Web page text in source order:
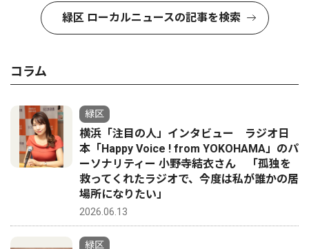
緑区 ローカルニュースの記事を検索
コラム
緑区
横浜「注目の人」インタビュー ラジオ日
本「Happy Voice ! from YOKOHAMA」のパ
ーソナリティー 小野寺結衣さん 「孤独を
救ってくれたラジオで、今度は私が誰かの居
場所になりたい」
2026.06.13
緑区